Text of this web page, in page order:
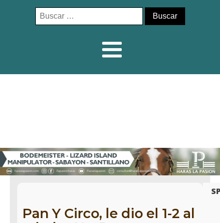
Buscar:
Pan Y Circo, le dio el 1-2 al